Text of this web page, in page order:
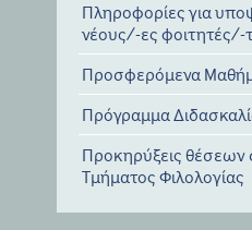
Πληροφορίες για
νέους/-ες φοιτητές/-
Προσφερόμενα
Πρόγραμμα
Προκηρύξεις θέσεων
Τμήματος Φιλολογίας